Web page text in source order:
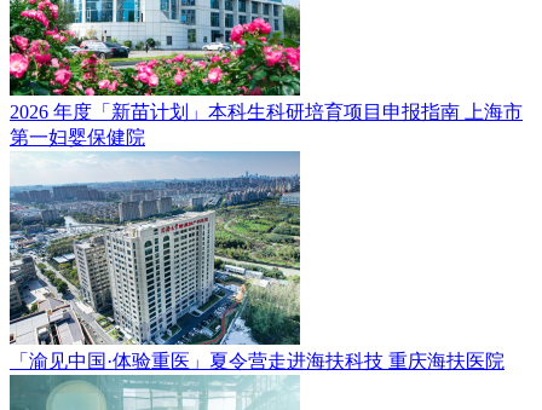
2026 年度「新苗计划」本科生科研培育项目申报指南
上海市
第一妇婴保健院
「渝见中国·体验重医」夏令营走进海扶科技 重庆海扶医院